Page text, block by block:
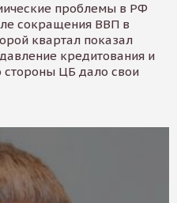
проблемы в РФ
сокращения ВВП в
квартал показал
кредитования и
стороны ЦБ дало свои